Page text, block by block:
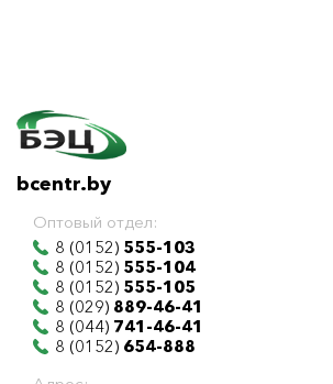
bcentr.by
Оптовый отдел:
8 (0152) 555-103
8 (0152) 555-104
8 (0152) 555-105
8 (029) 889-46-41
8 (044) 741-46-41
8 (0152) 654-888